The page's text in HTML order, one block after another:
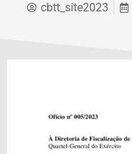
cbtt_site2023